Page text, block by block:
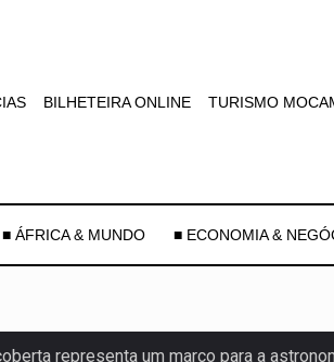
BILHETEIRA ONLINE TURISMO
■ ÁFRICA & MUNDO ■ ECONOMIA &
representa um marco para a